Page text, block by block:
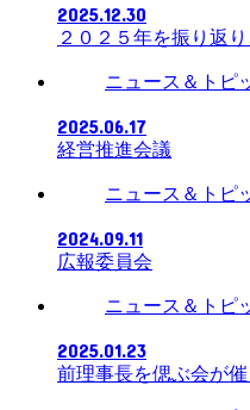
2025.12.30
２０２５年を振り返
ニュース＆トピ
2025.06.17
経営推進会議
ニュース＆トピ
2024.09.11
広報委員会
ニュース＆トピ
2025.01.23
前理事長を偲ぶ会が催